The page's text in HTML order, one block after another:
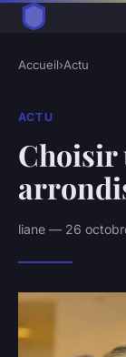
Accueil›Actu
ACTU
Choisir
liane — 26